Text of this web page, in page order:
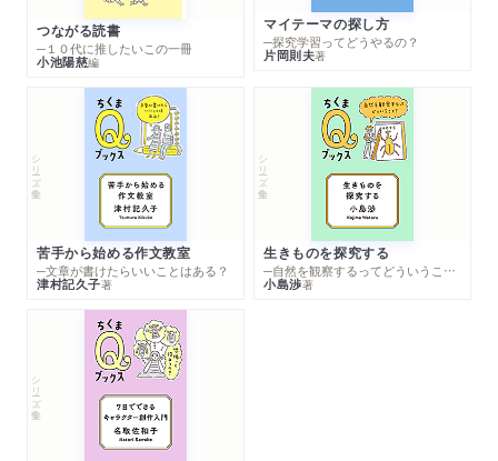
つながる読書
─１０代に推したいこの一冊
小池陽慈編
マイテーマの探し方
─探究学習ってどうやるの？
片岡則夫著
シリーズ・全集
苦手から始める作文教室
─文章が書けたらいいことはある？
津村記久子著
シリーズ・全集
生きものを探究する
─自然を観察するってどういうこと？
小島渉著
シリーズ・全集